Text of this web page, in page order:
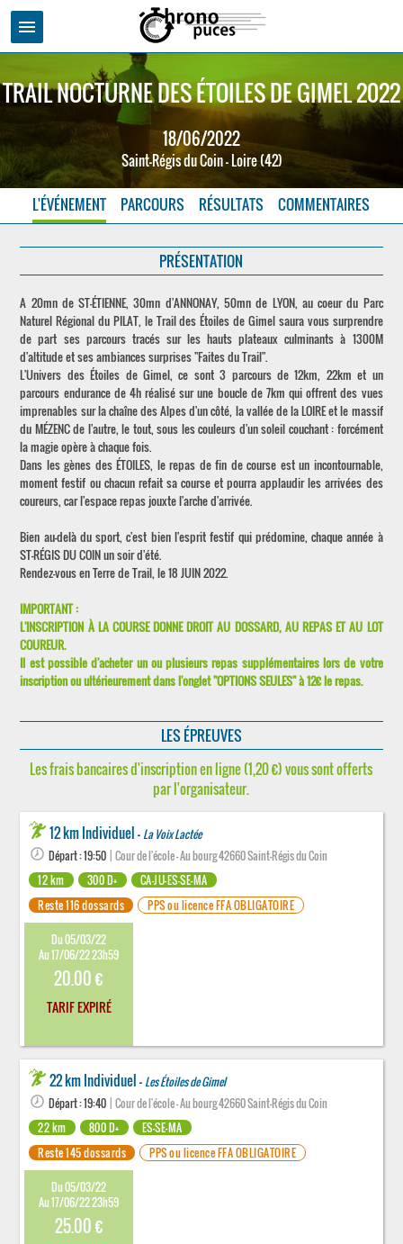
menu
TRAIL NOCTURNE DES ÉTOILES DE GIMEL 2022
18/06/2022
Saint-Régis du Coin - Loire (42)
L'ÉVÉNEMENT PARCOURS RÉSULTATS COMMENTAIRES
PRÉSENTATION
A 20mn de ST-ÉTIENNE, 30mn d'ANNONAY, 50mn de LYON, au coeur du Parc
Naturel Régional du PILAT, le Trail des Étoiles de Gimel saura vous surprendre
de part ses parcours tracés sur les hauts plateaux culminants à 1300M
d'altitude et ses ambiances surprises "Faites du Trail".
L'Univers des Étoiles de Gimel, ce sont 3 parcours de 12km, 22km et un
parcours endurance de 4h réalisé sur une boucle de 7km qui offrent des vues
imprenables sur la chaîne des Alpes d'un côté, la vallée de la LOIRE et le massif
du MÉZENC de l'autre, le tout, sous les couleurs d'un soleil couchant : forcément
la magie opère à chaque fois.
Dans les gènes des ÉTOILES, le repas de fin de course est un incontournable,
moment festif ou chacun refait sa course et pourra applaudir les arrivées des
coureurs, car l'espace repas jouxte l'arche d'arrivée.
Bien au-delà du sport, c'est bien l'esprit festif qui prédomine, chaque année à
ST-RÉGIS DU COIN un soir d'été.
Rendez-vous en Terre de Trail, le 18 JUIN 2022.
IMPORTANT :
L'INSCRIPTION À LA COURSE DONNE DROIT AU DOSSARD, AU REPAS ET AU LOT
COUREUR.
Il est possible d'acheter un ou plusieurs repas supplémentaires lors de votre
inscription ou ultérieurement dans l'onglet "OPTIONS SEULES" à 12€ le repas.
LES ÉPREUVES
Les frais bancaires d'inscription en ligne (1,20 €) vous sont offerts
par l'organisateur.
12 km Individuel - La Voix Lactée
Départ : 19:50 | Cour de l'école - Au bourg 42660 Saint-Régis du Coin
12 km
300 D+
CA-JU-ES-SE-MA
Reste 116 dossards
PPS ou licence FFA OBLIGATOIRE
Du 05/03/22
Au 17/06/22 23h59
20.00 €
TARIF EXPIRÉ
22 km Individuel - Les Étoiles de Gimel
Départ : 19:40 | Cour de l'école - Au bourg 42660 Saint-Régis du Coin
22 km
800 D+
ES-SE-MA
Reste 145 dossards
PPS ou licence FFA OBLIGATOIRE
Du 05/03/22
Au 17/06/22 23h59
25.00 €